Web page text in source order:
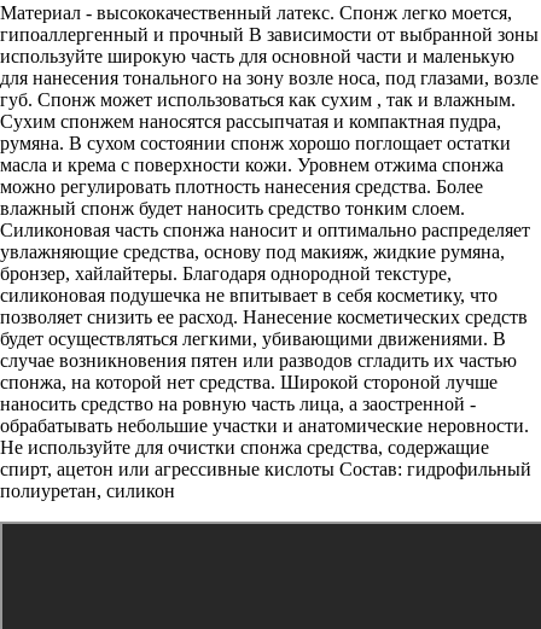
Материал - высококачественный латекс. Спонж легко моется,
гипоаллергенный и прочный В зависимости от выбранной зоны
используйте широкую часть для основной части и маленькую
для нанесения тонального на зону возле носа, под глазами, возле
губ. Спонж может использоваться как сухим , так и влажным.
Сухим спонжем наносятся рассыпчатая и компактная пудра,
румяна. В сухом состоянии спонж хорошо поглощает остатки
масла и крема с поверхности кожи. Уровнем отжима спонжа
можно регулировать плотность нанесения средства. Более
влажный спонж будет наносить средство тонким слоем.
Силиконовая часть спонжа наносит и оптимально распределяет
увлажняющие средства, основу под макияж, жидкие румяна,
бронзер, хайлайтеры. Благодаря однородной текстуре,
силиконовая подушечка не впитывает в себя косметику, что
позволяет снизить ее расход. Нанесение косметических средств
будет осуществляться легкими, убивающими движениями. В
случае возникновения пятен или разводов сгладить их частью
спонжа, на которой нет средства. Широкой стороной лучше
наносить средство на ровную часть лица, а заостренной -
обрабатывать небольшие участки и анатомические неровности.
Не используйте для очистки спонжа средства, содержащие
спирт, ацетон или агрессивные кислоты Состав: гидрофильный
полиуретан, силикон